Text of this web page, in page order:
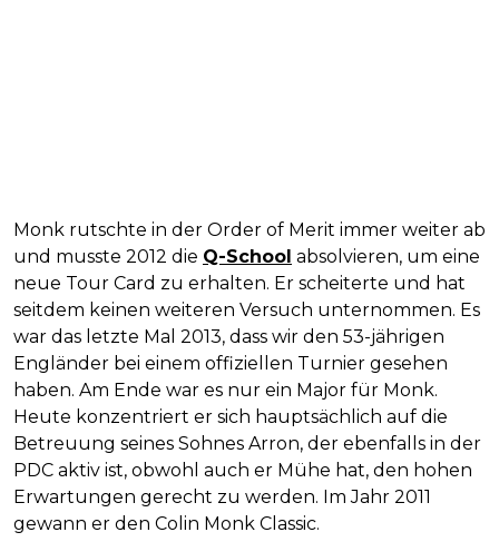
Monk rutschte in der Order of Merit immer weiter ab
und musste 2012 die Q-School absolvieren, um eine
neue Tour Card zu erhalten. Er scheiterte und hat
seitdem keinen weiteren Versuch unternommen. Es
war das letzte Mal 2013, dass wir den 53-jährigen
Engländer bei einem offiziellen Turnier gesehen
haben. Am Ende war es nur ein Major für Monk.
Heute konzentriert er sich hauptsächlich auf die
Betreuung seines Sohnes Arron, der ebenfalls in der
PDC aktiv ist, obwohl auch er Mühe hat, den hohen
Erwartungen gerecht zu werden. Im Jahr 2011
gewann er den Colin Monk Classic.